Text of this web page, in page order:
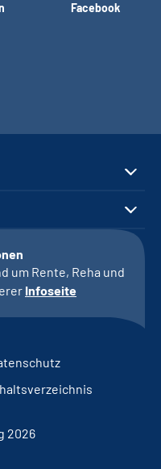
Facebook
um Rente, Reha und
Infoseite
2026